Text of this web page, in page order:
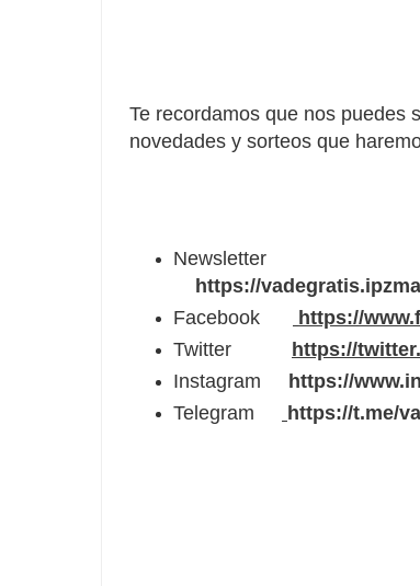
Te recordamos que nos puedes
novedades y sorteos que
Newsletter
https://
Facebook
https://
Twitter https://
Instagram https://
Telegram
https://t.me/